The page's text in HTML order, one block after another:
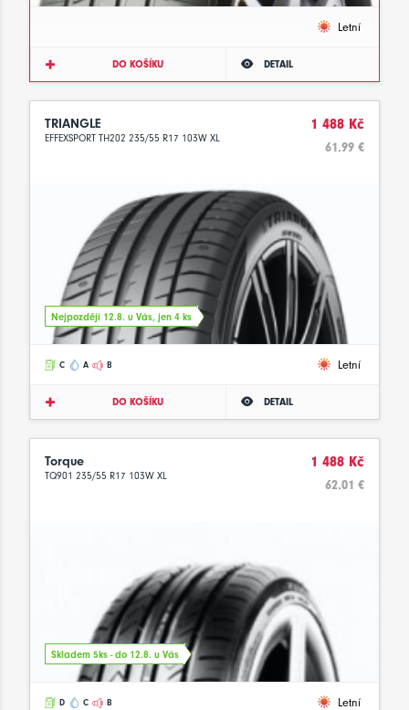
Letní
DO KOŠÍKU DETAIL
TRIANGLE
EFFEXSPORT TH202 235/55 R17 103W XL
1 488 Kč
61.99 €
Nejpozději 12.8. u Vás, jen 4 ks
C A B Letní
DO KOŠÍKU DETAIL
Torque
TQ901 235/55 R17 103W XL
1 488 Kč
62.01 €
Skladem 5ks - do 12.8. u Vás
D C B Letní